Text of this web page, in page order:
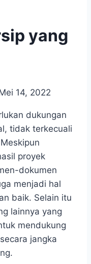
yang
14, 2022
dukungan
tidak terkecuali
proyek
dokumen
menjadi hal
baik. Selain itu
lainnya yang
mendukung
jangka